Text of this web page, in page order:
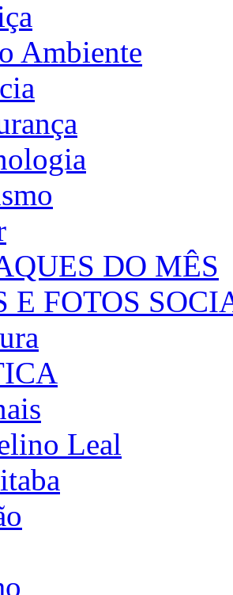
Ambiente
DO MÊS
E FOTOS
Leal